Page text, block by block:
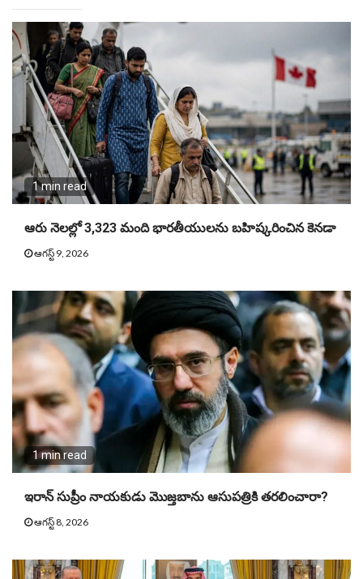
1 min read
ఆరు నెలల్లో 3,323 మంది భారతీయులను బహిష్కరించిన కెనడా
ఆగస్ట్ 9, 2026
1 min read
ఇరాన్ సుప్రీం నాయకుడు మొజ్తబాను ఆసుపత్రికి తరలించారా?
ఆగస్ట్ 8, 2026